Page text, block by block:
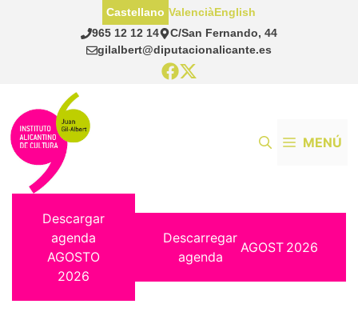
965 12 12 14
C/San Fernando, 44
gilalbert@diputacionalicante.es
Castellano ValenciàEnglish
MENÚ
Descargar
agenda
AGOSTO
2026
Descarregar
agenda
AGOST 2026